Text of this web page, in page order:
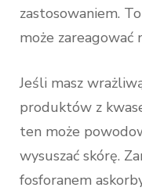
zastosowaniem.
może zareagować
Jeśli masz
produktów z
ten może
wysuszać skórę.
fosforanem